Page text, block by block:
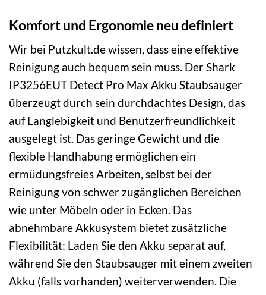
Komfort und Ergonomie neu definiert
Wir bei Putzkult.de wissen, dass eine effektive
Reinigung auch bequem sein muss. Der Shark
IP3256EUT Detect Pro Max Akku Staubsauger
überzeugt durch sein durchdachtes Design, das
auf Langlebigkeit und Benutzerfreundlichkeit
ausgelegt ist. Das geringe Gewicht und die
flexible Handhabung ermöglichen ein
ermüdungsfreies Arbeiten, selbst bei der
Reinigung von schwer zugänglichen Bereichen
wie unter Möbeln oder in Ecken. Das
abnehmbare Akkusystem bietet zusätzliche
Flexibilität: Laden Sie den Akku separat auf,
während Sie den Staubsauger mit einem zweiten
Akku (falls vorhanden) weiterverwenden. Die